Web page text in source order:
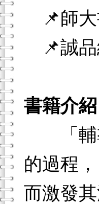
📌師大
📌誠品
書籍介紹
「輔導
的過程
而激發